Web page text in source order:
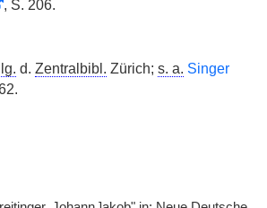
, S. 206.
d. Zentralbibl. Zürich; s. a. Singer